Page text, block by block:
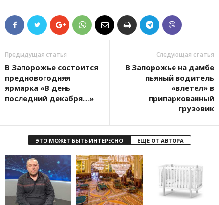
Предыдущая статья
В Запорожье состоится
предновогодняя
ярмарка «В день
последний декабря…»
Следующая статья
В Запорожье на дамбе
пьяный водитель
«влетел» в
припаркованный
грузовик
ЭТО МОЖЕТ БЫТЬ ИНТЕРЕСНО ЕЩЕ ОТ АВТОРА